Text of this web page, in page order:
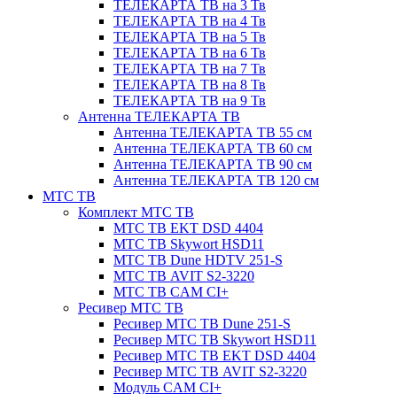
ТЕЛЕКАРТА ТВ на 3 Тв
ТЕЛЕКАРТА ТВ на 4 Тв
ТЕЛЕКАРТА ТВ на 5 Тв
ТЕЛЕКАРТА ТВ на 6 Тв
ТЕЛЕКАРТА ТВ на 7 Тв
ТЕЛЕКАРТА ТВ на 8 Тв
ТЕЛЕКАРТА ТВ на 9 Тв
Антенна ТЕЛЕКАРТА ТВ
Антенна ТЕЛЕКАРТА ТВ 55 см
Антенна ТЕЛЕКАРТА ТВ 60 см
Антенна ТЕЛЕКАРТА ТВ 90 см
Антенна ТЕЛЕКАРТА ТВ 120 см
МТС ТВ
Комплект МТС ТВ
МТС ТВ EKT DSD 4404
МТС ТВ Skywort HSD11
МТС ТВ Dune HDTV 251-S
МТС ТВ AVIT S2-3220
МТС ТВ CAM CI+
Ресивер МТС ТВ
Ресивер МТС ТВ Dune 251-S
Ресивер МТС ТВ Skywort HSD11
Ресивер МТС ТВ EKT DSD 4404
Ресивер МТС ТВ AVIT S2-3220
Модуль CAM CI+